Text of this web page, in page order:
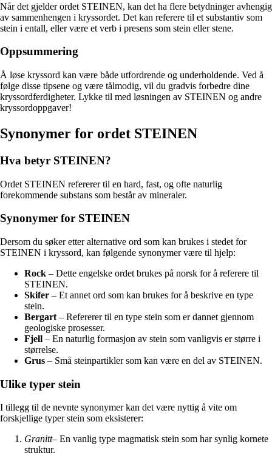
Når det gjelder ordet STEINEN, kan det ha flere betydninger avhengig
av sammenhengen i kryssordet. Det kan referere til et substantiv som
stein i entall, eller være et verb i presens som stein eller stene.
Oppsummering
Å løse kryssord kan være både utfordrende og underholdende. Ved å
følge disse tipsene og være tålmodig, vil du gradvis forbedre dine
kryssordferdigheter. Lykke til med løsningen av STEINEN og andre
kryssordoppgaver!
Synonymer for ordet STEINEN
Hva betyr STEINEN?
Ordet STEINEN refererer til en hard, fast, og ofte naturlig
forekommende substans som består av mineraler.
Synonymer for STEINEN
Dersom du søker etter alternative ord som kan brukes i stedet for
STEINEN i kryssord, kan følgende synonymer være til hjelp:
Rock – Dette engelske ordet brukes på norsk for å referere til
STEINEN.
Skifer – Et annet ord som kan brukes for å beskrive en type
stein.
Bergart – Refererer til en type stein som er dannet gjennom
geologiske prosesser.
Fjell – En naturlig formasjon av stein som vanligvis er større i
størrelse.
Grus – Små steinpartikler som kan være en del av STEINEN.
Ulike typer stein
I tillegg til de nevnte synonymer kan det være nyttig å vite om
forskjellige typer stein som eksisterer:
Granitt– En vanlig type magmatisk stein som har synlig kornete
struktur.